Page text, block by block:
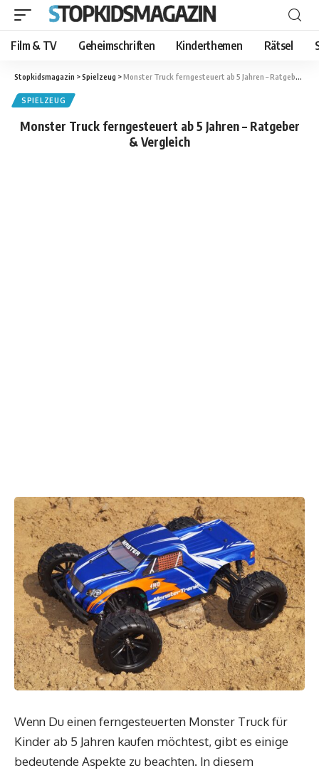
Film & TV Geheimschriften Kinderthemen Rätsel
Stopkidsmagazin >Spielzeug >Monster Truck ferngesteuert ab 5 Jahren – Ratgeber & Vergleich
SPIELZEUG
Monster Truck ferngesteuert ab 5 Jahren – Ratgeber
& Vergleich
Wenn Du einen ferngesteuerten Monster Truck für
Kinder ab 5 Jahren kaufen möchtest, gibt es einige
bedeutende Aspekte zu beachten. In diesem